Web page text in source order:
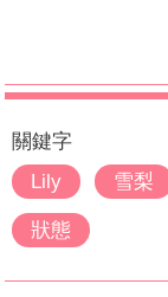
關鍵字
Lily
雪梨
狀態